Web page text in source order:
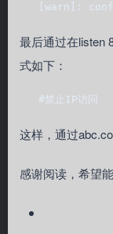
[warn]:
最后通过在listen
式如下：
#禁止IP访问
这样，通过
感谢阅读，希望